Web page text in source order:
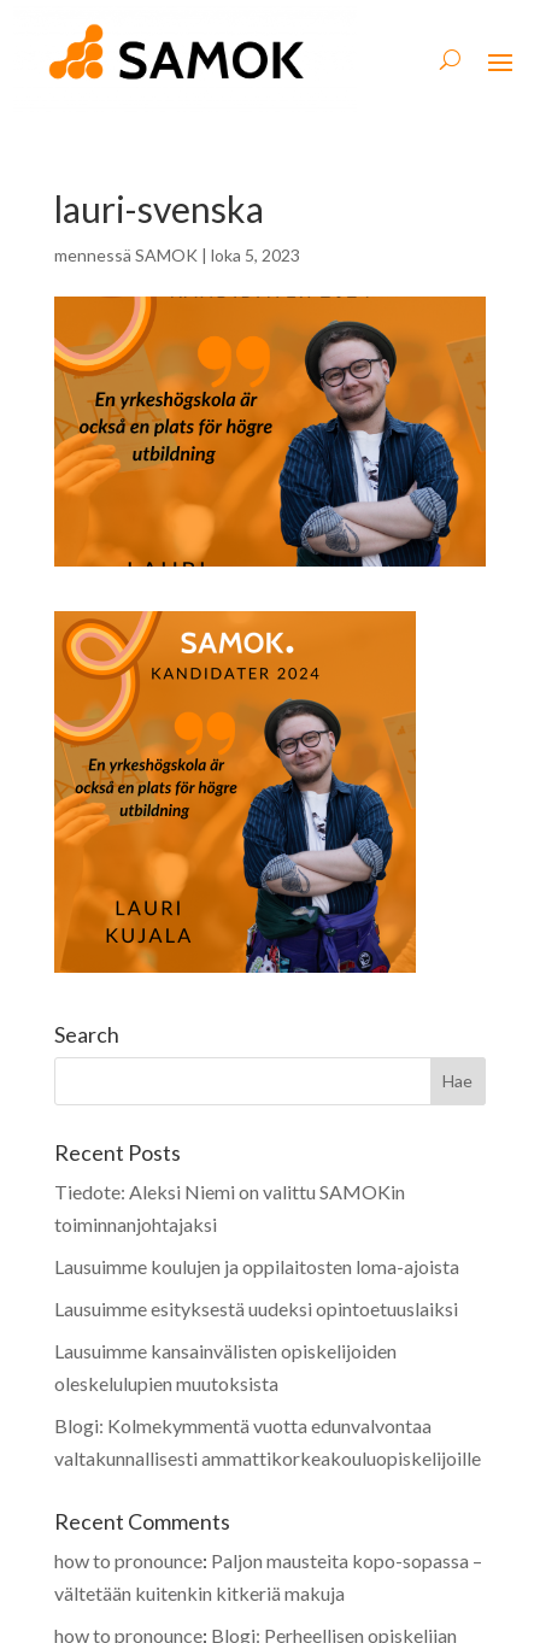
lauri-svenska
mennessä SAMOK | loka 5, 2023
Search
Recent Posts
Tiedote: Aleksi Niemi on valittu SAMOKin
toiminnanjohtajaksi
Lausuimme koulujen ja oppilaitosten loma-ajoista
Lausuimme esityksestä uudeksi opintoetuuslaiksi
Lausuimme kansainvälisten opiskelijoiden
oleskelulupien muutoksista
Blogi: Kolmekymmentä vuotta edunvalvontaa
valtakunnallisesti ammattikorkeakouluopiskelijoille
Recent Comments
how to pronounce: Paljon mausteita kopo-sopassa –
vältetään kuitenkin kitkeriä makuja
how to pronounce: Blogi: Perheellisen opiskelijan